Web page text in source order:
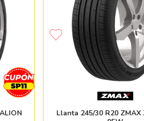
Llanta 245/30 R20 ZMAX